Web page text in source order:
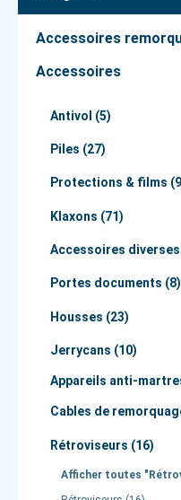
Accessoires
Accessoires
Antivol (5)
Piles (27)
Protections & films
Klaxons (71)
Accessoires diverses
Portes documents (8)
Housses (23)
Jerrycans (10)
Appareils anti-
Cables de
Rétroviseurs (16)
Afficher toutes